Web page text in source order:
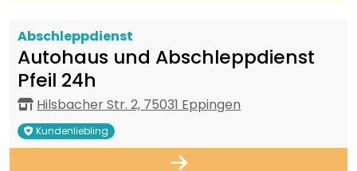
Abschleppdienst
Autohaus und Abschleppdienst
Pfeil 24h
Hilsbacher Str. 2, 75031 Eppingen
Kundenliebling